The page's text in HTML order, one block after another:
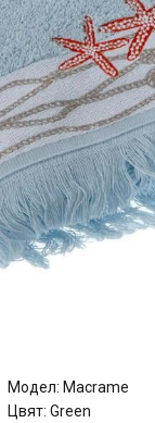
Модел: Macrame
Цвят: Green